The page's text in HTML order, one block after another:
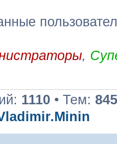
,
1110 • Тем: 845